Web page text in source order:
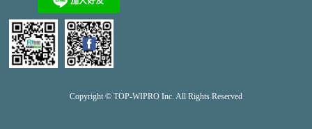
Copyright © TOP-WIPRO Inc. All Rights Reserved